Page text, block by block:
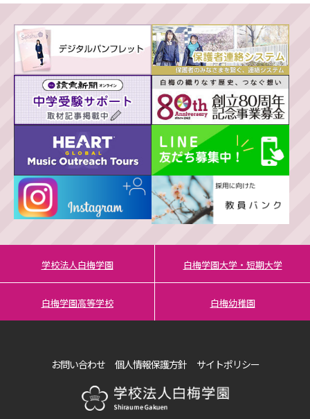
学校法人白梅学園 白梅学園大学・短期大学
白梅学園高等学校 白梅幼稚園
お問い合わせ 個人情報保護方針 サイトポリシー